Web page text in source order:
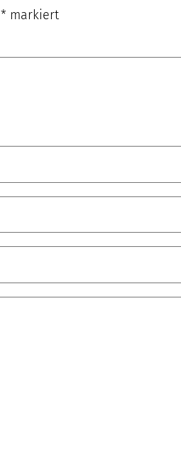
* markiert